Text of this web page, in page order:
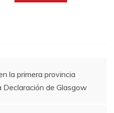
la primera provincia
de Glasgow